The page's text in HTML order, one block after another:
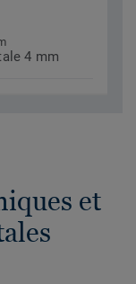
4 mm
et